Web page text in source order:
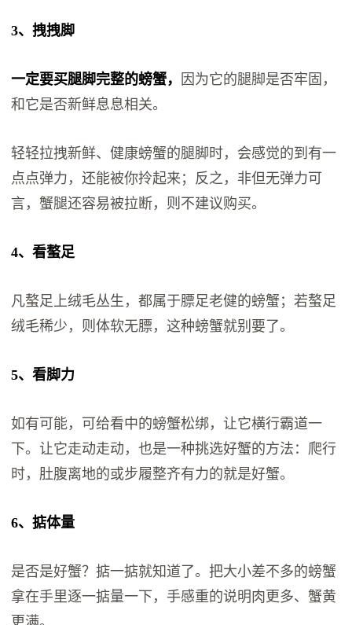
3、拽拽脚
一定要买腿脚完整的螃蟹，
因为它的腿脚是否牢固，
和它是否新鲜息息相关。
轻轻拉拽新鲜、健康螃蟹的腿脚时，会感觉的到有一
点点弹力，还能被你拎起来；反之，非但无弹力可
言，蟹腿还容易被拉断，则不建议购买。
4、看螯足
凡螯足上绒毛丛生，都属于膘足老健的螃蟹；若螯足
绒毛稀少，则体软无膘，这种螃蟹就别要了。
5、看脚力
如有可能，可给看中的螃蟹松绑，让它横行霸道一
下。让它走动走动，也是一种挑选好蟹的方法：爬行
时，肚腹离地的或步履整齐有力的就是好蟹。
6、掂体量
是否是好蟹？掂一掂就知道了。把大小差不多的螃蟹
拿在手里逐一掂量一下，手感重的说明肉更多、蟹黄